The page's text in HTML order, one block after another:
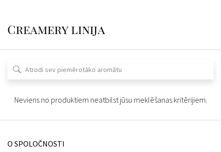
Creamery linija
Neviens no produktiem neatbilst jūsu meklēšanas kritērijiem.
O SPOLOČNOSTI